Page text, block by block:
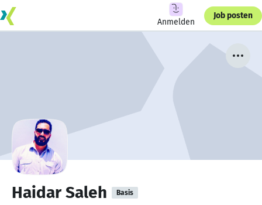
Anmelden
Job posten
Haidar Saleh Basis